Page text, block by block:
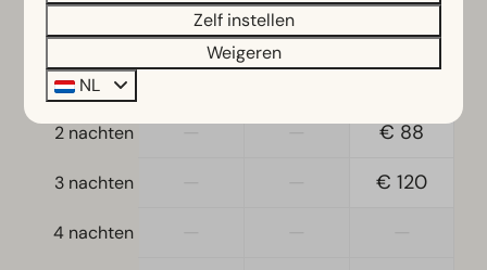
za
8 aug
zo
9 aug
10 aug
1 nacht
2 nachten — — € 88
3 nachten € 120
4 nachten
Zelf instellen
Weigeren
NL